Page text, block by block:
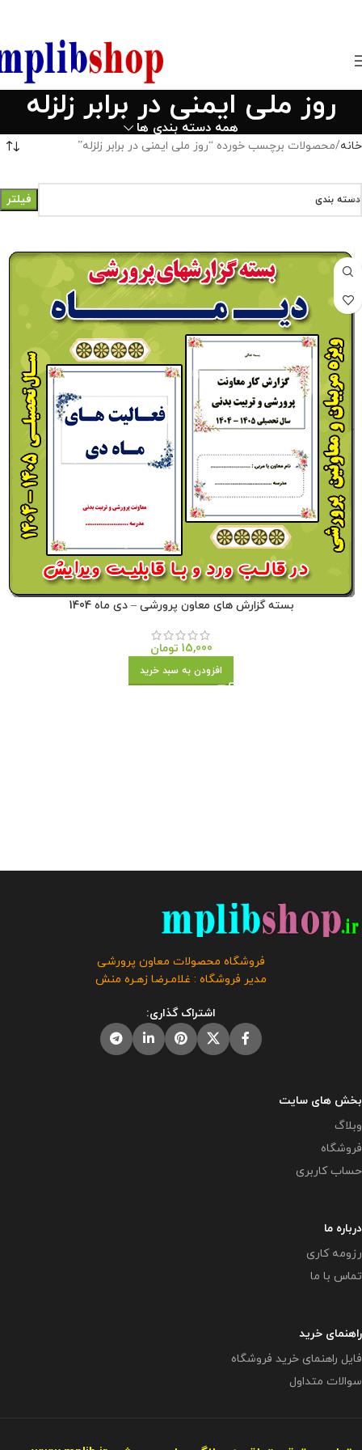
روز ملی ایمنی در برابر زلزله
همه دسته بندی ها
خانه محصولات برچسب خورده “روز ملی ایمنی در برابر زلزله”
دسته بندی فیلتر
بسته گزارش های معاون پرورشی – دی ماه 1404
15,000 تومان
افزودن به سبد خرید
فروشگاه محصولات معاون پرورشی
مدیر فروشگاه : غلامـرضا زهـره منش
اشتراک گذاری:
بخش های سایت
وبلاگ
فروشگاه
حساب کاربری
درباره ما
رزومه کاری
تماس با ما
راهنمای خرید
فایل راهنمای خرید فروشگاه
سوالات متداول